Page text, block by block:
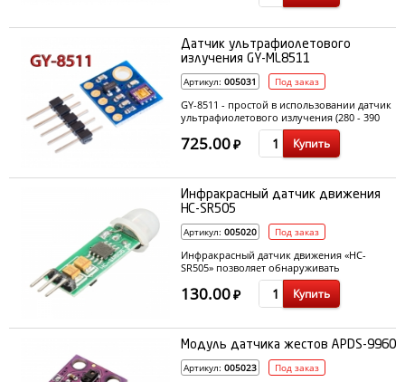
фотоэлемента в инфракрасном диопазоне
более контрастным, чем в видимом
диопазоне света. Это олегчает применять
модуль для определения скорости
вращения вала двигателя с помощью белах
и черных участков поверхности.
Датчик ультрафиолетового
излучения GY-ML8511
Артикул: 005031 Под заказ
GY-8511 - простой в использовании датчик
ультрафиолетового излучения (280 - 390
нм) на базе ML8511, с аналоговым
выходным сигналом.
725.00₽ Купить
Инфракрасный датчик движения
HC-SR505
Артикул: 005020 Под заказ
Инфракрасный датчик движения «HC-
SR505» позволяет обнаруживать
перемещение объектов (например людей)
в зоне действия датчика.
130.00₽ Купить
Модуль датчика жестов APDS-9960
Артикул: 005023 Под заказ